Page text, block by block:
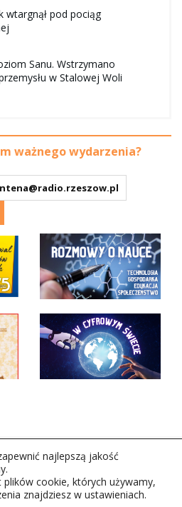
wtargnął pod pociąg
Sanu. Wstrzymano
w Stalowej Woli
ważnego wydarzenia?
Rzeszów S.A. w likwidacj.
najlepszą jakość
cookie, których używamy,
znajdziesz w ustawieniach.